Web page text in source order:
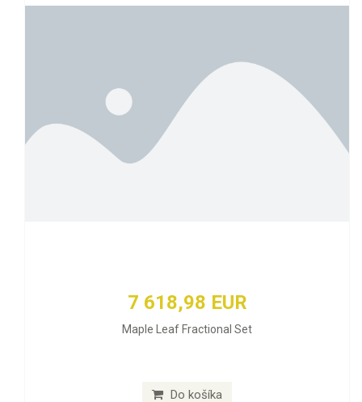
7 618,98 EUR
Maple Leaf Fractional Set
Do košíka